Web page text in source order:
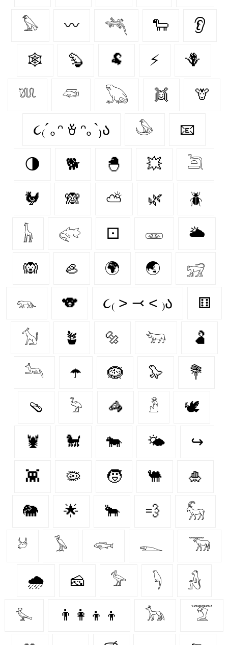
𓅃 〰️ 𓆈 🐑 👂
🕸️ 🦫 🐏 ⚡ 🪻
𓆚 𓆛 𓆏 👯 🦒
૮₍´｡ᵔ ꈊ ᵔ｡`₎ა 𓅇 📧
🌗 🐕 🐣 💥 𓆖
🐓 🙈 ⛅ 🌿 🪲
𓃱 𓅾 ⚀ 𓁾 🌥️
🙉 🦪 🌍 🌏 𓃸
𓃮 🐨 ૮₍ ˃ ⤙ ˂ ₎ა ⚅
𓃩 🪴 🔩 𓃓 🫃
𓃢 ☂️ 🪹 🦭 💐
🩴 𓅦 🦓 𓁳 🕊
🦞 🐩 🐄 🌤️ ↪
👾 🦠 🧒 🐫 🎍
🐘 🌟 🐂 💨 𓃵
𓃾 𓅥 𓆟 𓆍 𓃝
🌧️ 🧀 𓅞 𓆐 𓃻
𓅙 👨‍👩‍👦‍👦 𓃥 𓄆